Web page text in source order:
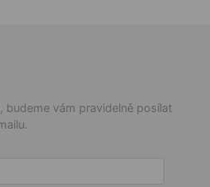
budeme vám pravidelně posílat